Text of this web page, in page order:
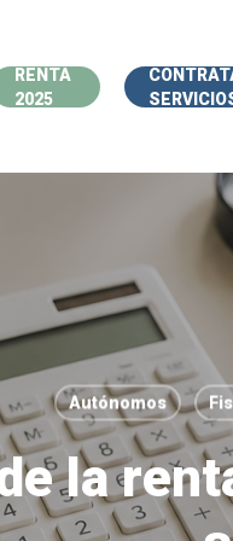
RENTA
2025
Autónomos
la